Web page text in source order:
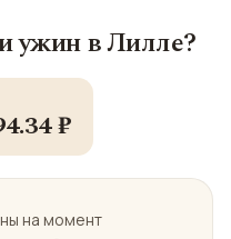
ужин в Лилле?
₽
на момент